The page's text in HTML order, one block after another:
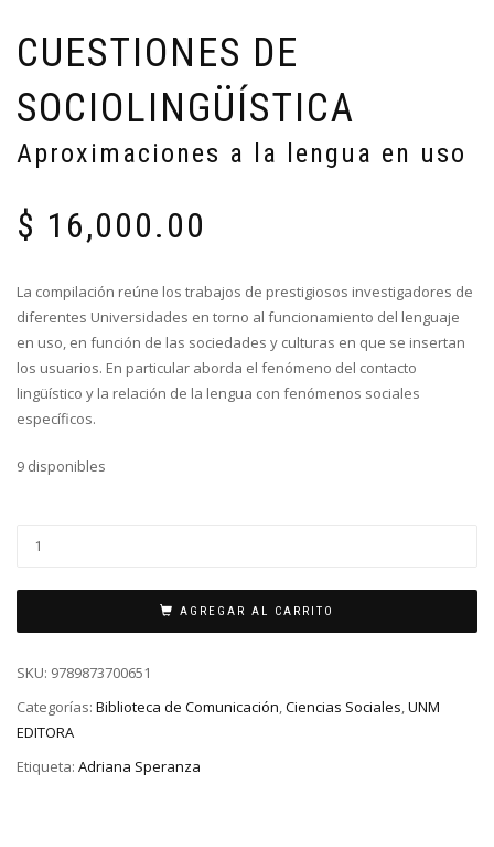
CUESTIONES DE
SOCIOLINGÜÍSTICA
Aproximaciones a la lengua en uso
$ 16,000.00
La compilación reúne los trabajos de prestigiosos investigadores de
diferentes Universidades en torno al funcionamiento del lenguaje
en uso, en función de las sociedades y culturas en que se insertan
los usuarios. En particular aborda el fenómeno del contacto
lingüístico y la relación de la lengua con fenómenos sociales
específicos.
9 disponibles
AGREGAR AL CARRITO
SKU: 9789873700651
Categorías: Biblioteca de Comunicación,Ciencias Sociales,UNM
EDITORA
Etiqueta: Adriana Speranza